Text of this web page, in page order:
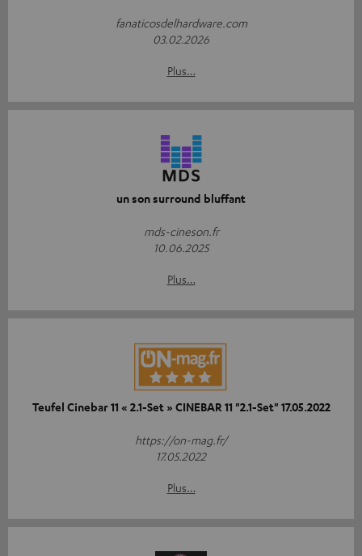
fanaticosdelhardware.com
03.02.2026
Plus…
un son surround bluffant
mds-cineson.fr
10.06.2025
Plus…
Teufel Cinebar 11 « 2.1-Set » CINEBAR 11 "2.1-Set" 17.05.2022
https://on-mag.fr/
17.05.2022
Plus…